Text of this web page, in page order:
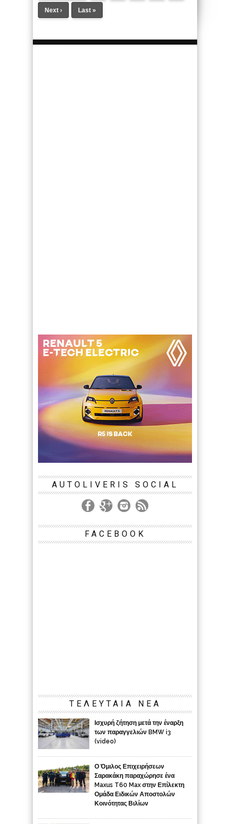
Next › Last »
AUTOLIVERIS SOCIAL
FACEBOOK
ΤΕΛΕΥΤΑΙΑ ΝΕΑ
Ισχυρή ζήτηση μετά την έναρξη
των παραγγελιών BMW i3
(video)
Ο Όμιλος Επιχειρήσεων
Σαρακάκη παραχώρησε ένα
Maxus T60 Max στην Επίλεκτη
Ομάδα Ειδικών Αποστολών
Κοινότητας Βιλίων